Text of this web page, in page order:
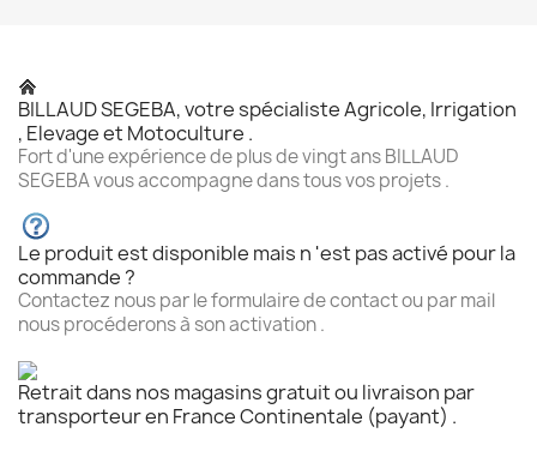
BILLAUD SEGEBA, votre spécialiste Agricole, Irrigation
, Elevage et Motoculture .
Fort d'une expérience de plus de vingt ans BILLAUD
SEGEBA vous accompagne dans tous vos projets .
Le produit est disponible mais n 'est pas activé pour la
commande ?
Contactez nous par le formulaire de contact ou par mail
nous procéderons à son activation .
Retrait dans nos magasins gratuit ou livraison par
transporteur en France Continentale (payant) .